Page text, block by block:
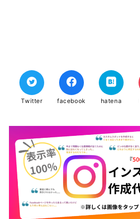
Twitter facebook hatena